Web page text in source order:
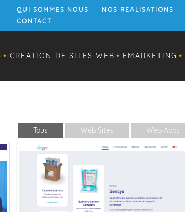
QUI SOMMES NOUS NOS RÉALISATIONS
CONTACT
CREATION DE SITES WEB EMARKETING
Tous Web Sites Web Apps